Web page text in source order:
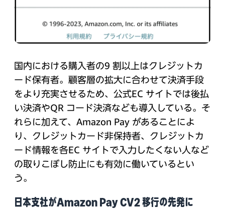
国内における購入者の9 割以上はクレジットカ
ード保有者。顧客層の拡大に合わせて決済手段
をより充実させるため、公式EC サイトでは後払
い決済やQR コード決済なども導入している。そ
れらに加えて、Amazon Pay があることによ
り、クレジットカード非保持者、クレジットカ
ード情報を各EC サイトで入力したくない人など
の取りこぼし防止にも有効に働いているとい
う。
日本支社がAmazon Pay CV2 移行の先発に